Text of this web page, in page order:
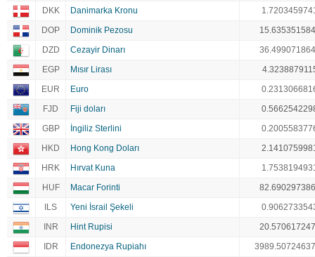
DKK
Danimarka Kronu
DOP
Dominik Pezosu
DZD
Cezayir Dinarı
EGP
Mısır Lirası
EUR
Euro
FJD
Fiji doları
GBP
İngiliz Sterlini
HKD
Hong Kong Doları
HRK
Hırvat Kuna
HUF
Macar Forinti
ILS
Yeni İsrail Şekeli
INR
Hint Rupisi
IDR
Endonezya Rupiahı